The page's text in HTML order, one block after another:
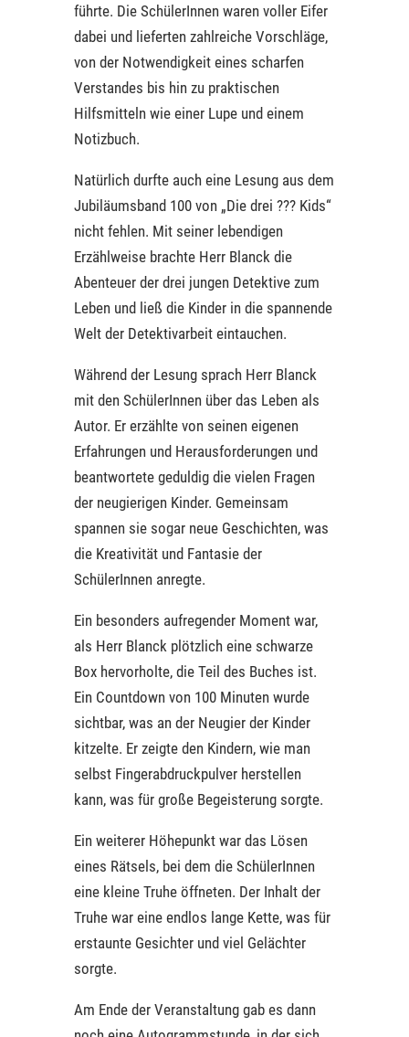
führte. Die SchülerInnen waren voller Eifer
dabei und lieferten zahlreiche Vorschläge,
von der Notwendigkeit eines scharfen
Verstandes bis hin zu praktischen
Hilfsmitteln wie einer Lupe und einem
Notizbuch.
Natürlich durfte auch eine Lesung aus dem
Jubiläumsband 100 von „Die drei ??? Kids“
nicht fehlen. Mit seiner lebendigen
Erzählweise brachte Herr Blanck die
Abenteuer der drei jungen Detektive zum
Leben und ließ die Kinder in die spannende
Welt der Detektivarbeit eintauchen.
Während der Lesung sprach Herr Blanck
mit den SchülerInnen über das Leben als
Autor. Er erzählte von seinen eigenen
Erfahrungen und Herausforderungen und
beantwortete geduldig die vielen Fragen
der neugierigen Kinder. Gemeinsam
spannen sie sogar neue Geschichten, was
die Kreativität und Fantasie der
SchülerInnen anregte.
Ein besonders aufregender Moment war,
als Herr Blanck plötzlich eine schwarze
Box hervorholte, die Teil des Buches ist.
Ein Countdown von 100 Minuten wurde
sichtbar, was an der Neugier der Kinder
kitzelte. Er zeigte den Kindern, wie man
selbst Fingerabdruckpulver herstellen
kann, was für große Begeisterung sorgte.
Ein weiterer Höhepunkt war das Lösen
eines Rätsels, bei dem die SchülerInnen
eine kleine Truhe öffneten. Der Inhalt der
Truhe war eine endlos lange Kette, was für
erstaunte Gesichter und viel Gelächter
sorgte.
Am Ende der Veranstaltung gab es dann